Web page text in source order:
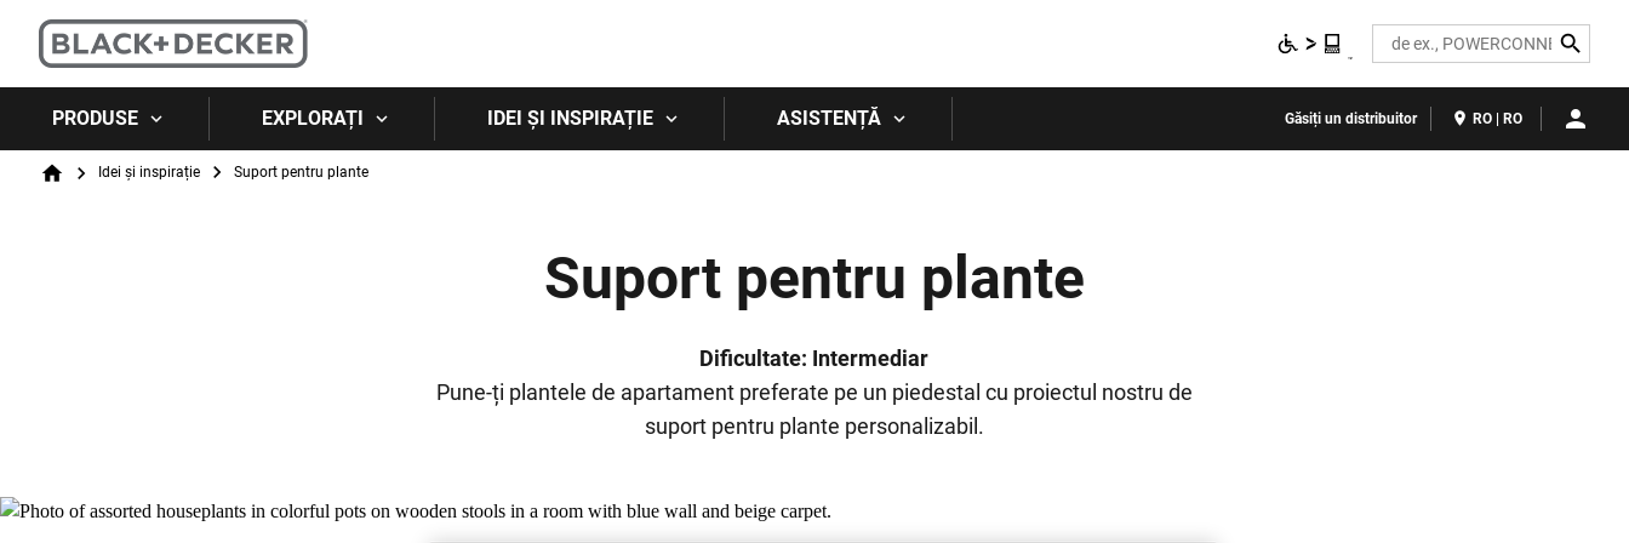
Search
PRODUSE EXPLORAȚI IDEI ȘI INSPIRAȚIE ASISTENȚĂ Găsiți un distribuitor RO | RO
Breadcrumb
HomeIdei și inspirație Suport pentru plante
Suport pentru plante
Dificultate: Intermediar
Pune-ți plantele de apartament preferate pe un piedestal cu proiectul nostru de
suport pentru plante personalizabil.